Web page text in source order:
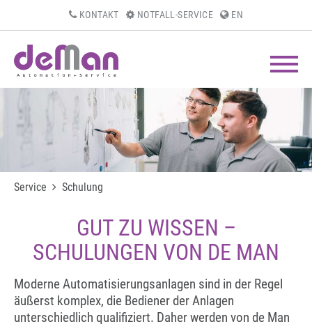
KONTAKT NOTFALL-SERVICE EN
Service Schulung
GUT ZU WISSEN –
SCHULUNGEN VON DE MAN
Moderne Automatisierungsanlagen sind in der Regel
äußerst komplex, die Bediener der Anlagen
unterschiedlich qualifiziert. Daher werden von de Man